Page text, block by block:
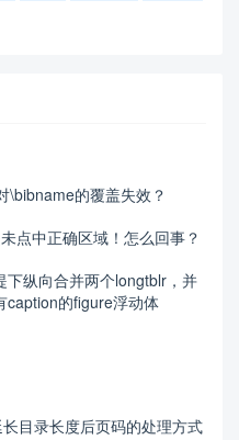
\bibname的覆盖失效？
点中正确区域！怎么回事？
下纵向合并两个longtblr，并
caption的figure浮动体
目录长度后页码的处理方式